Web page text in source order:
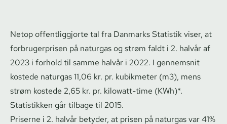
Netop of­fent­lig­gjor­te tal fra Danmarks Statistik viser, at
for­bru­ger­pri­sen på naturgas og strøm faldt i 2. halvår af
2023 i forhold til samme halvår i 2022. I gennemsnit
kostede naturgas 11,06 kr. pr. kubikmeter (m3), mens
strøm kostede 2,65 kr. pr. kilowatt-time (KWh)*.
Statistikken går tilbage til 2015.
Priserne i 2. halvår betyder, at prisen på naturgas var 41%